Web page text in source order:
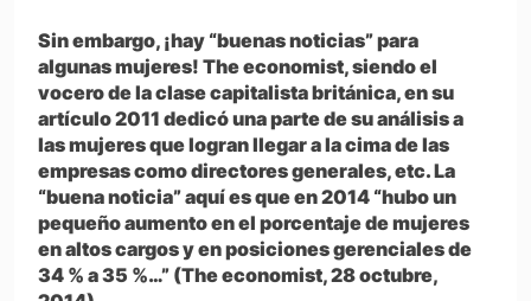
Sin embargo, ¡hay “buenas noticias” para
algunas mujeres! The economist, siendo el
vocero de la clase capitalista británica, en su
artículo 2011 dedicó una parte de su análisis a
las mujeres que logran llegar a la cima de las
empresas como directores generales, etc. La
“buena noticia” aquí es que en 2014 “hubo un
pequeño aumento en el porcentaje de mujeres
en altos cargos y en posiciones gerenciales de
34 % a 35 %…” (The economist, 28 octubre,